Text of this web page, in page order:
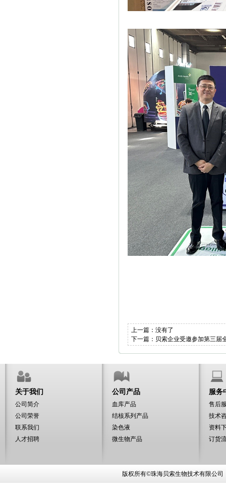
上一篇：没有了
下一篇： 贝索企业受邀参加第三届
关于我们
公司简介
公司荣誉
联系我们
人才招聘
公司产品
血库产品
结核系列产品
染色液
微生物产品
服务
售后
技术
资料
订货
版权所有©珠海贝索生物技术